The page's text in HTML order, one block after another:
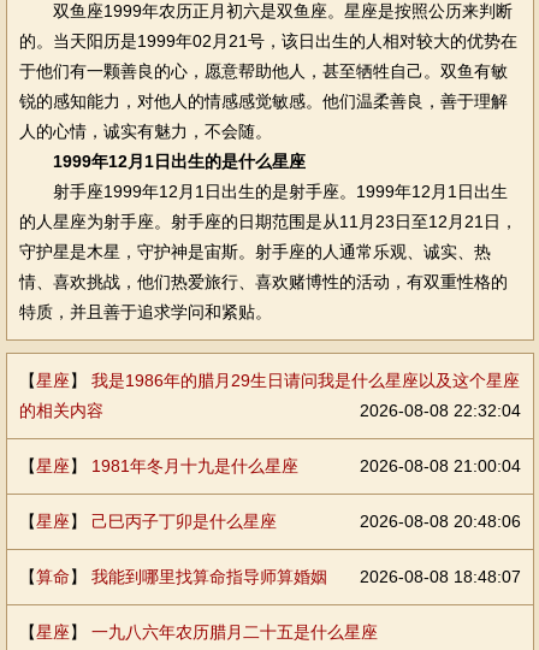
双鱼座1999年农历正月初六是双鱼座。星座是按照公历来判断
的。当天阳历是1999年02月21号，该日出生的人相对较大的优势在
于他们有一颗善良的心，愿意帮助他人，甚至牺牲自己。双鱼有敏
锐的感知能力，对他人的情感感觉敏感。他们温柔善良，善于理解
人的心情，诚实有魅力，不会随。
1999年12月1日出生的是什么星座
射手座1999年12月1日出生的是射手座。1999年12月1日出生
的人星座为射手座。射手座的日期范围是从11月23日至12月21日，
守护星是木星，守护神是宙斯。射手座的人通常乐观、诚实、热
情、喜欢挑战，他们热爱旅行、喜欢赌博性的活动，有双重性格的
特质，并且善于追求学问和紧贴。
【星座】 我是1986年的腊月29生日请问我是什么星座以及这个星座
的相关内容
2026-08-08 22:32:04
【星座】 1981年冬月十九是什么星座 2026-08-08 21:00:04
【星座】 己巳丙子丁卯是什么星座 2026-08-08 20:48:06
【算命】 我能到哪里找算命指导师算婚姻 2026-08-08 18:48:07
【星座】 一九八六年农历腊月二十五是什么星座